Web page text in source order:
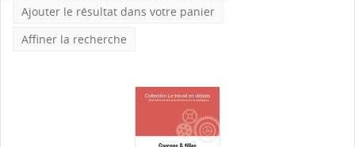
Ajouter le résultat dans votre panier
Affiner la recherche